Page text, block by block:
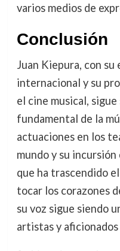
varios medios de
Conclusión
Juan Kiepura, con
internacional y su
el cine musical,
fundamental de la
actuaciones en los
mundo y su
que ha trascendido
tocar los corazones
su voz sigue siendo
artistas y aficionados